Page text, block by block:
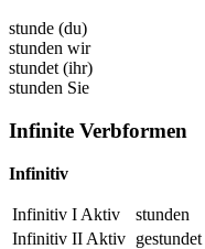
stunde (du)
stunden wir
stundet (ihr)
stunden Sie
Infinite Verbformen
Infinitiv
Infinitiv I Aktiv
stunden
Infinitiv II Aktiv gestundet